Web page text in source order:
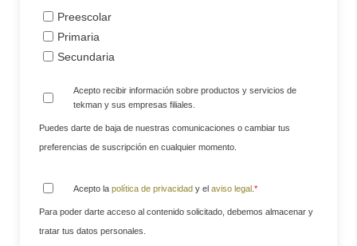
Preescolar
Primaria
Secundaria
Acepto recibir información sobre productos y servicios de
tekman y sus empresas filiales.
Puedes darte de baja de nuestras comunicaciones o cambiar tus
preferencias de suscripción en cualquier momento.
Acepto la política de privacidad y el aviso legal *
Para poder darte acceso al contenido solicitado, debemos almacenar y
tratar tus datos personales.